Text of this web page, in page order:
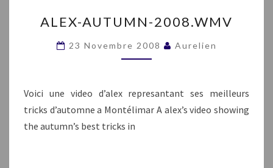
AUTUMN-
2008.WMV
ALEX-AUTUMN-2008.WMV
23 Novembre 2008 Aurelien
Voici une video d’alex represantant ses meilleurs
tricks d’automne a Montélimar A alex’s video showing
the autumn’s best tricks in